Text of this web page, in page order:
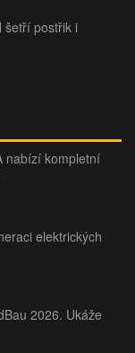
šetří postřik i
nabízí kompletní
elektrických
2026. Ukáže